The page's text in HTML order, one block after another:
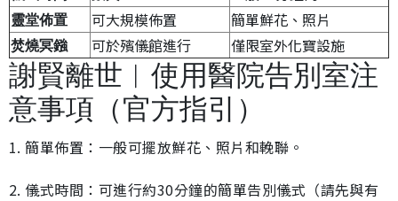
靈堂佈置 可大規模佈置 簡單鮮花、照片
焚燒冥鏹 可於殯儀館進行 僅限室外化寶設施
謝賢離世︱使用醫院告別室注
意事項（官方指引）
1. 簡單佈置：一般可擺放鮮花、照片和輓聯。
2. 儀式時間：可進行約30分鐘的簡單告別儀式（請先與有